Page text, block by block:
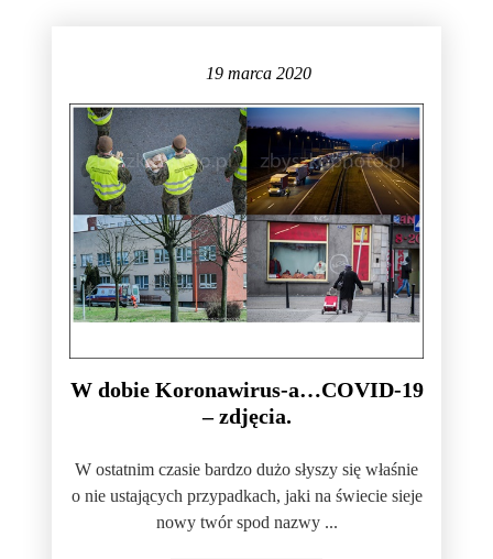
19 marca 2020
W dobie Koronawirus-a…COVID-19
– zdjęcia.
W ostatnim czasie bardzo dużo słyszy się właśnie
o nie ustających przypadkach, jaki na świecie sieje
nowy twór spod nazwy ...